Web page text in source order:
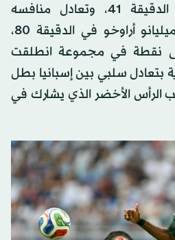
عبد الإله العمري في الدقيقة 41، وتعادل منافسه
بصعوبة بهدف ماكسيميليانو أراوخو في الدقيقة 80،
نقطة في مجموعة انطلقت
بتعادل سلبي بين إسبانيا بطل
منتخب الرأس الأخضر الذي يشارك في